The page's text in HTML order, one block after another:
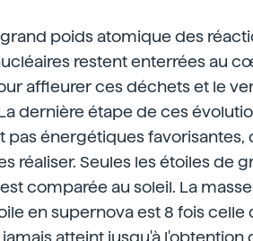
poids atomique des
restent enterrées au
affleurer ces déchets et le
dernière étape de ces
pas énergétiques favorisantes,
réaliser. Seules les étoiles de
comparée au soleil. La
en supernova est 8 fois celle
atteint jusqu'à l'obtention